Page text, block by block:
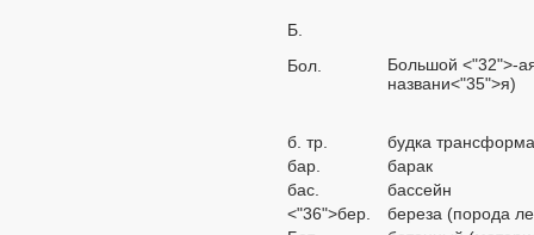
Б.
Бол.
Большой <"32">-
названи<"35">я)
б. тр.
будка
бар.
барак
бас.
бассейн
<"36">бер.
береза (порода